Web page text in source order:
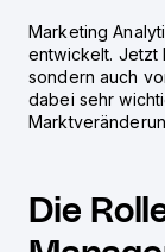
Marketing
entwickelt. Jetzt
sondern auch
dabei sehr
Die